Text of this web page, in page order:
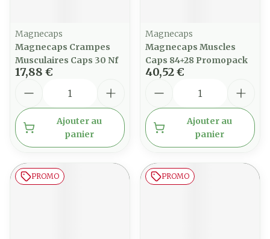
Magnecaps
Magnecaps Crampes
Musculaires Caps 30 Nf
17,88 €
Ajouter au
panier
Magnecaps
Magnecaps Muscles
Caps 84+28 Promopack
40,52 €
Ajouter au
panier
PROMO PROMO